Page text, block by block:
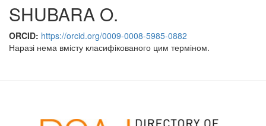
SHUBARA O.
ORCID: https://orcid.org/0009-0008-5985-0882
Наразі нема вмісту класифікованого цим терміном.